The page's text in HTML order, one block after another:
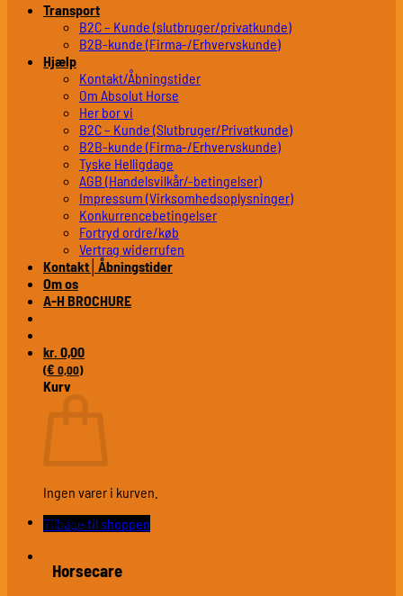
Transport
B2C – Kunde (slutbruger/privatkunde)
B2B-kunde (Firma-/Erhvervskunde)
Hjælp
Kontakt/Åbningstider
Om Absolut Horse
Her bor vi
B2C – Kunde (Slutbruger/Privatkunde)
B2B-kunde (Firma-/Erhvervskunde)
Tyske Helligdage
AGB (Handelsvilkår/-betingelser)
Impressum (Virksomhedsoplysninger)
Konkurrencebetingelser
Fortryd ordre/køb
Vertrag widerrufen
Kontakt│Åbningstider
Om os
A-H BROCHURE
kr. 0,00
(€ 0,00)
Kurv
Ingen varer i kurven.
Tilbage til shoppen
Plejemidler
Horsecare